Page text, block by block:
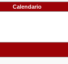
Calendario